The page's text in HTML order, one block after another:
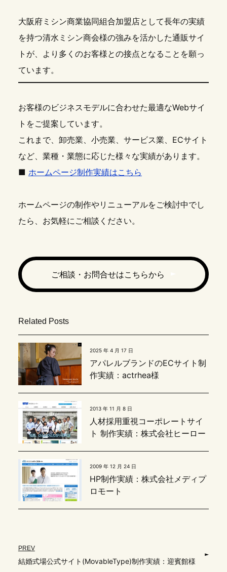
大阪府ミシン商業協同組合加盟店として長年の実績
を持つ清水ミシン商会様の強みを活かした通販サイ
トが、より多くのお客様との接点となることを願っ
ています。
お客様のビジネスモデルに合わせた最適なWebサイ
トをご提案しています。
これまで、卸売業、小売業、サービス業、ECサイト
など、業種・業態に応じた様々な実績があります。
■ ホームページ制作実績はこちら
ホームページの制作やリニューアルをご検討中でし
たら、お気軽にご相談ください。
ご相談・お問合せはこちらから
Related Posts
2025 年 4 月 17 日
アパレルブランドのECサイト制
作実績：actrhea様
2013 年 11 月 8 日
人材採用重視コーポレートサイ
ト 制作実績：株式会社ヒーロー
2009 年 12 月 24 日
HP制作実績：株式会社メディプ
ロモート
PREV
結婚式場公式サイト(MovableType)制作実績：迎賓館様